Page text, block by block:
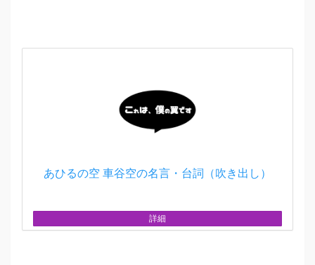
あひるの空 車谷空の名言・台詞（吹き出し）
詳細